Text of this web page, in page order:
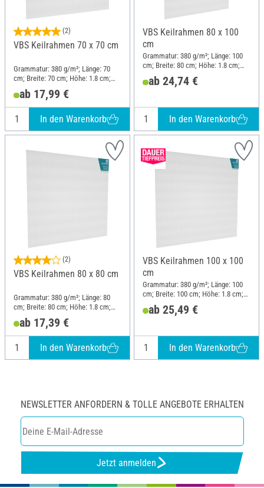
(2)
VBS Keilrahmen 70 x 70 cm
Grammatur: 380 g/m²; Länge: 70
cm; Breite: 70 cm; Höhe: 1.8 cm;
Material: Baumwolle
ab 17,99 €
In den Warenkorb
VBS Keilrahmen 80 x 100
cm
Grammatur: 380 g/m²; Länge: 100
cm; Breite: 80 cm; Höhe: 1.8 cm;
Material: Baumwolle
ab 24,74 €
In den Warenkorb
(2)
VBS Keilrahmen 80 x 80 cm
Grammatur: 380 g/m²; Länge: 80
cm; Breite: 80 cm; Höhe: 1.8 cm;
Material: Baumwolle
ab 17,39 €
In den Warenkorb
VBS Keilrahmen 100 x 100
cm
Grammatur: 380 g/m²; Länge: 100
cm; Breite: 100 cm; Höhe: 1.8 cm;
Material: Baumwolle
ab 25,49 €
In den Warenkorb
NEWSLETTER ANFORDERN & TOLLE ANGEBOTE ERHALTEN
Jetzt anmelden